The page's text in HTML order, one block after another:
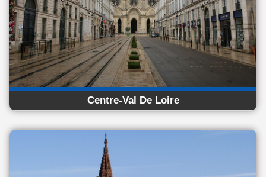
Centre-Val De Loire